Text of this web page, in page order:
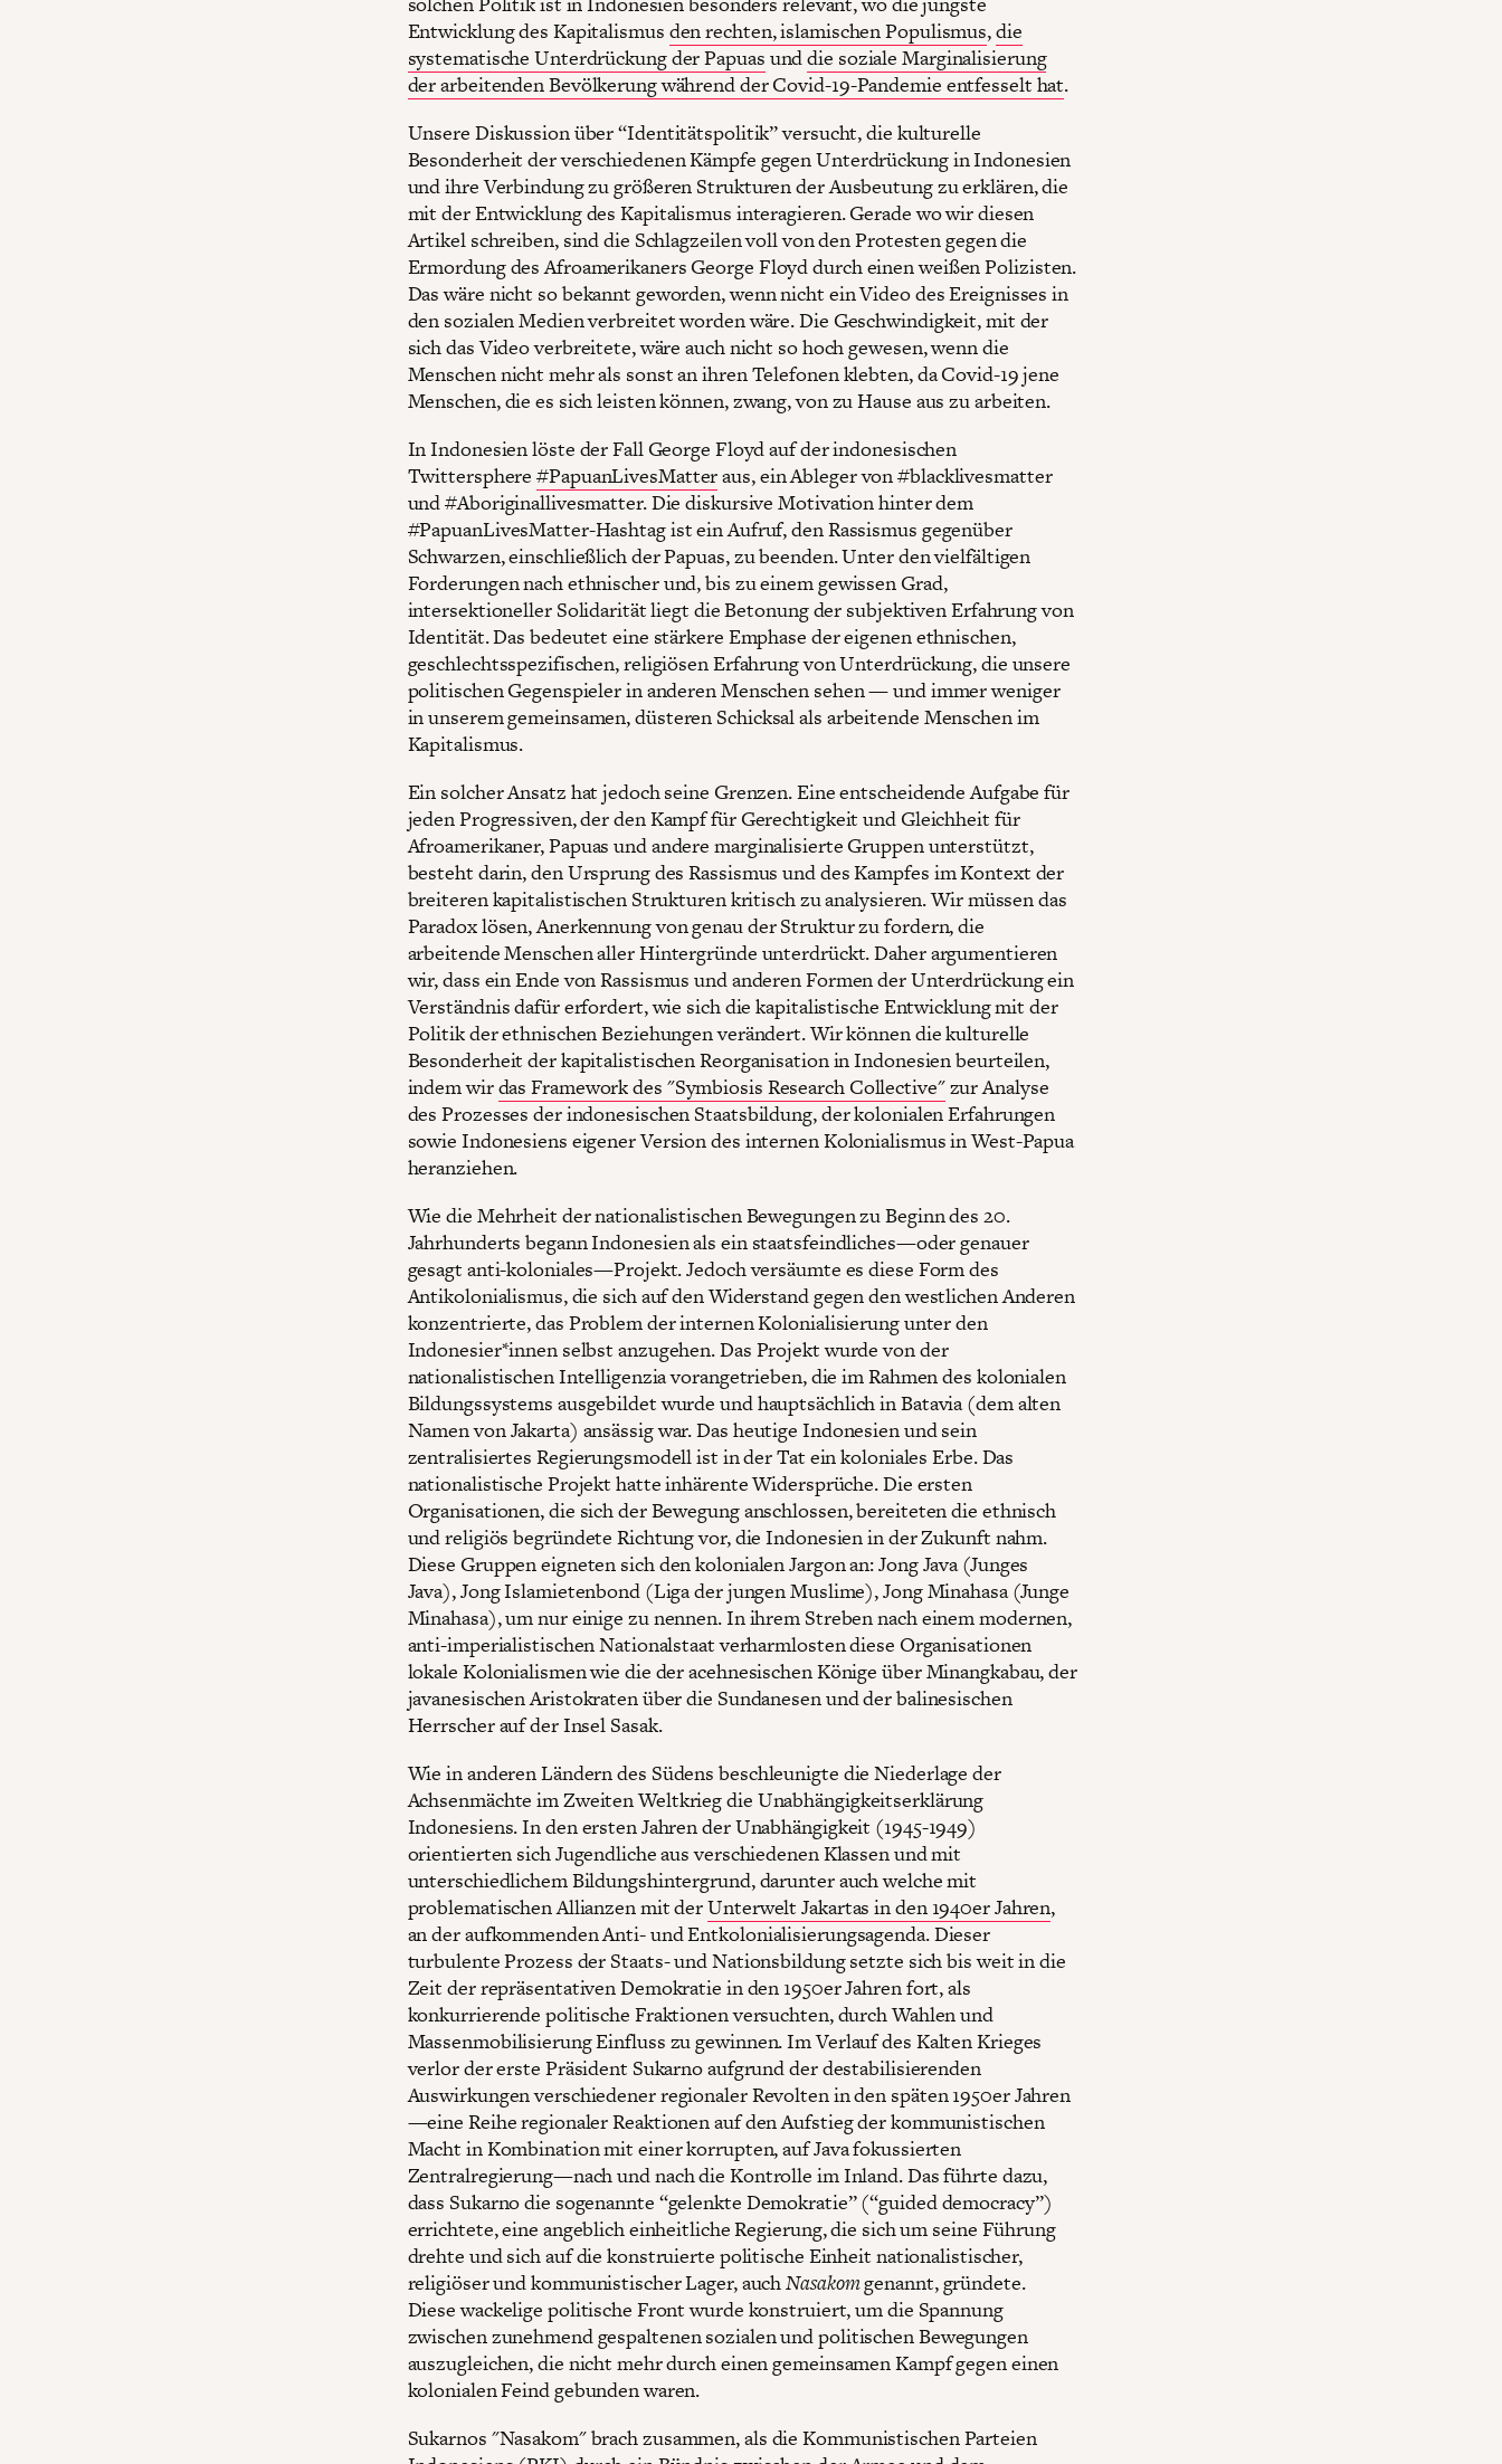
Entwicklung des Kapitalismus den rechten, islamischen Populismus,die
systematische Unterdrückung der Papuas unddie soziale Marginalisierung
der arbeitenden Bevölkerung während der Covid-19-Pandemie entfesselt hat.
Unsere Diskussion über “Identitätspolitik” versucht, die kulturelle
Besonderheit der verschiedenen Kämpfe gegen Unterdrückung in Indonesien
und ihre Verbindung zu größeren Strukturen der Ausbeutung zu erklären, die
mit der Entwicklung des Kapitalismus interagieren. Gerade wo wir diesen
Artikel schreiben, sind die Schlagzeilen voll von den Protesten gegen die
Ermordung des Afroamerikaners George Floyd durch einen weißen Polizisten.
Das wäre nicht so bekannt geworden, wenn nicht ein Video des Ereignisses in
den sozialen Medien verbreitet worden wäre. Die Geschwindigkeit, mit der
sich das Video verbreitete, wäre auch nicht so hoch gewesen, wenn die
Menschen nicht mehr als sonst an ihren Telefonen klebten, da Covid-19 jene
Menschen, die es sich leisten können, zwang, von zu Hause aus zu arbeiten.
In Indonesien löste der Fall George Floyd auf der indonesischen
Twittersphere#PapuanLivesMatteraus, ein Ableger von #blacklivesmatter
und #Aboriginallivesmatter. Die diskursive Motivation hinter dem
#PapuanLivesMatter-Hashtag ist ein Aufruf, den Rassismus gegenüber
Schwarzen, einschließlich der Papuas, zu beenden. Unter den vielfältigen
Forderungen nach ethnischer und, bis zu einem gewissen Grad,
intersektioneller Solidarität liegt die Betonung der subjektiven Erfahrung von
Identität. Das bedeutet eine stärkere Emphase der eigenen ethnischen,
geschlechtsspezifischen, religiösen Erfahrung von Unterdrückung, die unsere
politischen Gegenspieler in anderen Menschen sehen — und immer weniger
in unserem gemeinsamen, düsteren Schicksal als arbeitende Menschen im
Kapitalismus.
Ein solcher Ansatz hat jedoch seine Grenzen. Eine entscheidende Aufgabe für
jeden Progressiven, der den Kampf für Gerechtigkeit und Gleichheit für
Afroamerikaner, Papuas und andere marginalisierte Gruppen unterstützt,
besteht darin, den Ursprung des Rassismus und des Kampfes im Kontext der
breiteren kapitalistischen Strukturen kritisch zu analysieren. Wir müssen das
Paradox lösen, Anerkennung von genau der Struktur zu fordern, die
arbeitende Menschen aller Hintergründe unterdrückt. Daher argumentieren
wir, dass ein Ende von Rassismus und anderen Formen der Unterdrückung ein
Verständnis dafür erfordert, wie sich die kapitalistische Entwicklung mit der
Politik der ethnischen Beziehungen verändert. Wir können die kulturelle
Besonderheit der kapitalistischen Reorganisation in Indonesien beurteilen,
indem wirdas Framework des "Symbiosis Research Collective"zur Analyse
des Prozesses der indonesischen Staatsbildung, der kolonialen Erfahrungen
sowie Indonesiens eigener Version des internen Kolonialismus in West-Papua
heranziehen.
Wie die Mehrheit der nationalistischen Bewegungen zu Beginn des 20.
Jahrhunderts begann Indonesien als ein staatsfeindliches—oder genauer
gesagt anti-koloniales—Projekt. Jedoch versäumte es diese Form des
Antikolonialismus, die sich auf den Widerstand gegen den westlichen Anderen
konzentrierte, das Problem der internen Kolonialisierung unter den
Indonesier*innen selbst anzugehen. Das Projekt wurde von der
nationalistischen Intelligenzia vorangetrieben, die im Rahmen des kolonialen
Bildungssystems ausgebildet wurde und hauptsächlich in Batavia (dem alten
Namen von Jakarta) ansässig war. Das heutige Indonesien und sein
zentralisiertes Regierungsmodell ist in der Tat ein koloniales Erbe. Das
nationalistische Projekt hatte inhärente Widersprüche. Die ersten
Organisationen, die sich der Bewegung anschlossen, bereiteten die ethnisch
und religiös begründete Richtung vor, die Indonesien in der Zukunft nahm.
Diese Gruppen eigneten sich den kolonialen Jargon an: Jong Java (Junges
Java), Jong Islamietenbond (Liga der jungen Muslime), Jong Minahasa (Junge
Minahasa), um nur einige zu nennen. In ihrem Streben nach einem modernen,
anti-imperialistischen Nationalstaat verharmlosten diese Organisationen
lokale Kolonialismen wie die der acehnesischen Könige über Minangkabau, der
javanesischen Aristokraten über die Sundanesen und der balinesischen
Herrscher auf der Insel Sasak.
Wie in anderen Ländern des Südens beschleunigte die Niederlage der
Achsenmächte im Zweiten Weltkrieg die Unabhängigkeitserklärung
Indonesiens. In den ersten Jahren der Unabhängigkeit (1945-1949)
orientierten sich Jugendliche aus verschiedenen Klassen und mit
unterschiedlichem Bildungshintergrund, darunter auch welche mit
problematischen Allianzen mit derUnterwelt Jakartas in den 1940er Jahren,
an der aufkommenden Anti- und Entkolonialisierungsagenda. Dieser
turbulente Prozess der Staats- und Nationsbildung setzte sich bis weit in die
Zeit der repräsentativen Demokratie in den 1950er Jahren fort, als
konkurrierende politische Fraktionen versuchten, durch Wahlen und
Massenmobilisierung Einfluss zu gewinnen. Im Verlauf des Kalten Krieges
verlor der erste Präsident Sukarno aufgrund der destabilisierenden
Auswirkungen verschiedener regionaler Revolten in den späten 1950er Jahren
—eine Reihe regionaler Reaktionen auf den Aufstieg der kommunistischen
Macht in Kombination mit einer korrupten, auf Java fokussierten
Zentralregierung—nach und nach die Kontrolle im Inland. Das führte dazu,
dass Sukarno die sogenannte “gelenkte Demokratie” (“guided democracy”)
errichtete, eine angeblich einheitliche Regierung, die sich um seine Führung
drehte und sich auf die konstruierte politische Einheit nationalistischer,
religiöser und kommunistischer Lager, auchNasakomgenannt, gründete.
Diese wackelige politische Front wurde konstruiert, um die Spannung
zwischen zunehmend gespaltenen sozialen und politischen Bewegungen
auszugleichen, die nicht mehr durch einen gemeinsamen Kampf gegen einen
kolonialen Feind gebunden waren.
Sukarnos "Nasakom" brach zusammen, als die Kommunistischen Parteien